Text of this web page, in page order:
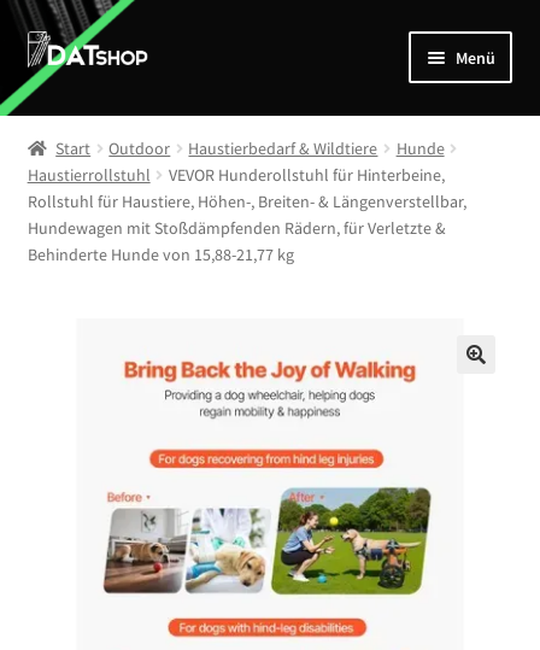
Zur
Navigation
springen
Zum
Inhalt
springen
Menü
Home
Shop
Mein Account
Start Outdoor Haustierbedarf & Wildtiere
Hunde
Haustierrollstuhl
VEVOR Hunderollstuhl für Hinterbeine,
Rollstuhl für Haustiere, Höhen-, Breiten- & Längenverstellbar,
Hundewagen mit Stoßdämpfenden Rädern, für Verletzte &
Behinderte Hunde von 15,88-21,77 kg